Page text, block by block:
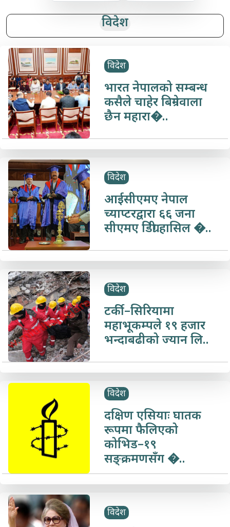
विदेश
विदेश
भारत नेपालको सम्बन्ध
कसैले चाहेर बिग्रनेवाला
छैन महारा�..
विदेश
आईसीएमए नेपाल
च्याप्टरद्वारा ६६ जना
सीएमए डिग्री हासिल �..
विदेश
टर्की–सिरियामा
महाभूकम्पले १९ हजार
भन्दाबढीको ज्यान लि..
विदेश
दक्षिण एसियाः घातक
रूपमा फैलिएको
कोभिड–१९
सङ्क्रमणसँग �..
विदेश